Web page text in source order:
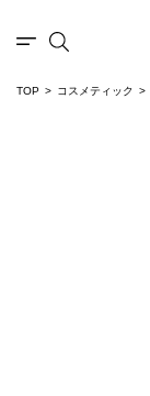
TOP コスメティック